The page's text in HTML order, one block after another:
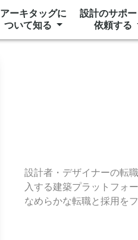
アーキタッグに
ついて知る
設計のサポ
依頼する
設計者・デザイナーの転
入する建築プラットフォ
なめらかな転職と採用を